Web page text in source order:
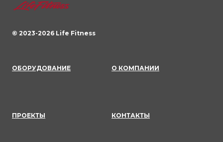
© 2023-2026 Life Fitness
ОБОРУДОВАНИЕ О КОМПАНИИ
ПРОЕКТЫ КОНТАКТЫ